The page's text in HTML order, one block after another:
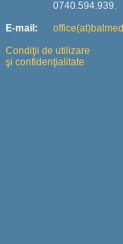
E-mail:
0740.594.939.
Condiţii de utilizare
şi confidenţialitate